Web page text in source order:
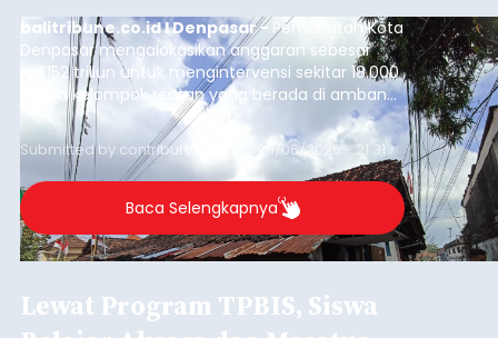
balitribune.co.id I Denpasar - Pemerintah Kota
Denpasar mengalokasikan anggaran sebesar
Rp1,152 triliun untuk mengintervensi sekitar 18.000
warga kelompok rentan yang berada di ambang
garis kemiskinan. Langkah strategis ini diambil
guna menjaga masyarakat yang berada pada
kelompok desil 5 dan 6 tersebut agar tidak
merosot ke kategori miskin.
Submitted by contributor Thu, 08/06/2026 - 21:31
Baca Selengkapnya
Lewat Program TPBIS, Siswa